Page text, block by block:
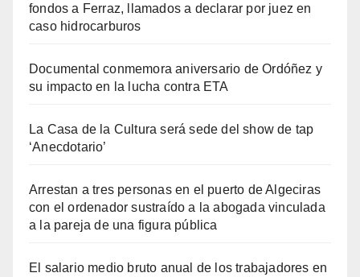
fondos a Ferraz, llamados a declarar por juez en
caso hidrocarburos
Documental conmemora aniversario de Ordóñez y
su impacto en la lucha contra ETA
La Casa de la Cultura será sede del show de tap
‘Anecdotario’
Arrestan a tres personas en el puerto de Algeciras
con el ordenador sustraído a la abogada vinculada
a la pareja de una figura pública
El salario medio bruto anual de los trabajadores en